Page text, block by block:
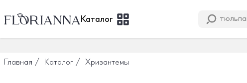
Каталог
Главная / Каталог / Хризантемы